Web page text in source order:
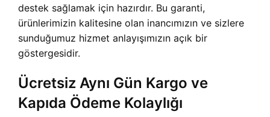
destek sağlamak için hazırdır. Bu garanti,
ürünlerimizin kalitesine olan inancımızın ve sizlere
sunduğumuz hizmet anlayışımızın açık bir
göstergesidir.
Ücretsiz Aynı Gün Kargo ve
Kapıda Ödeme Kolaylığı